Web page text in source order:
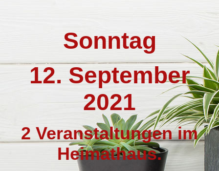
Sonntag
12. September
2021
2 Veranstaltungen im
Heimathaus.